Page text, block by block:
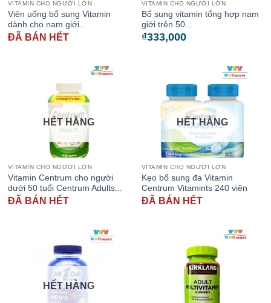
VITAMIN CHO NGƯỜI LỚN
Viên uống bổ sung Vitamin
dành cho nam giới...
ĐÃ BÁN HẾT
VITAMIN CHO NGƯỜI LỚN
Bổ sung vitamin tổng hợp nam
giới trên 50...
₫333,000
HẾT HÀNG
VITAMIN CHO NGƯỜI LỚN
Vitamin Centrum cho người
dưới 50 tuổi Centrum Adults...
ĐÃ BÁN HẾT
HẾT HÀNG
VITAMIN CHO NGƯỜI LỚN
Kẹo bổ sung đa Vitamin
Centrum Vitamints 240 viên
ĐÃ BÁN HẾT
HẾT HÀNG